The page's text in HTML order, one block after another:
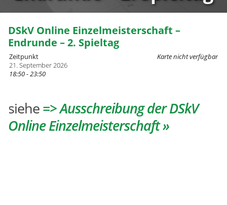
DSkV Online Einzelmeisterschaft –
Endrunde – 2. Spieltag
Karte nicht verfügbar
Zeitpunkt
21. September 2026
18:50 - 23:50
siehe=> Ausschreibung der DSkV
Online Einzelmeisterschaft